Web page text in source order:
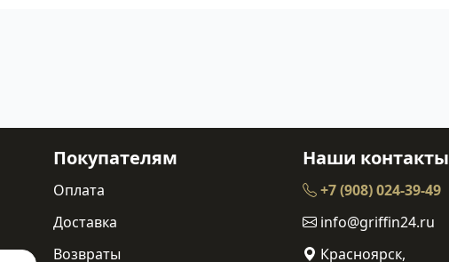
Покупателям
Оплата
Доставка
Возвраты
Наши контакты
+7 (908) 024-39-49
info@griffin24.ru
Красноярск,